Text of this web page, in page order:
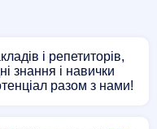
і репетиторів,
знання і навички
разом з нами!